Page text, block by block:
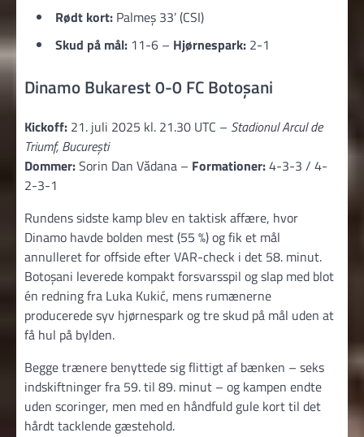
Rødt kort: Palmeș 33’ (CSI)
Skud på mål: 11-6 – Hjørnespark: 2-1
Dinamo Bukarest 0-0 FC Botoșani
Kickoff: 21. juli 2025 kl. 21.30 UTC – Stadionul Arcul de
Triumf, București
Dommer:Sorin Dan Vădana – Formationer:4-3-3 / 4-
2-3-1
Rundens sidste kamp blev en taktisk affære, hvor
Dinamo havde bolden mest (55 %) og fik et mål
annulleret for offside efter VAR-check i det 58. minut.
Botoșani leverede kompakt forsvarsspil og slap med blot
én redning fra Luka Kukić, mens rumænerne
producerede syv hjørnespark og tre skud på mål uden at
få hul på bylden.
Begge trænere benyttede sig flittigt af bænken – seks
indskiftninger fra 59. til 89. minut – og kampen endte
uden scoringer, men med en håndfuld gule kort til det
hårdt tacklende gæstehold.